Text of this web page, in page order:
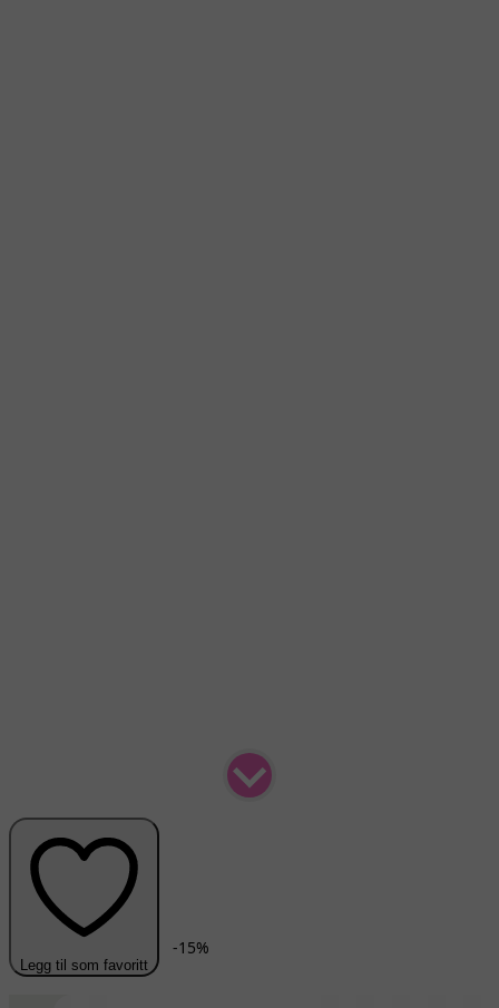
Legg til som favoritt
-15%